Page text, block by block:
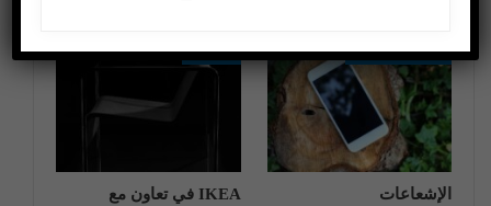
اختراعات وتكنولوجيا
الإشعاعات
آخر الاخبار
IKEA في تعاون مع